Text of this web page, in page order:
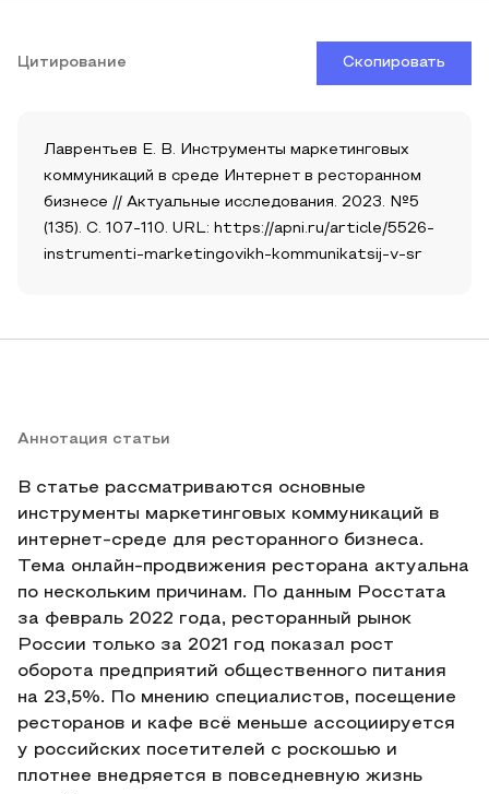
Цитирование Скопировать
Лаврентьев Е. В. Инструменты маркетинговых
коммуникаций в среде Интернет в ресторанном
бизнесе // Актуальные исследования. 2023. №5
(135). С. 107-110. URL: https://apni.ru/article/5526-
instrumenti-marketingovikh-kommunikatsij-v-sr
Аннотация статьи
В статье рассматриваются основные
инструменты маркетинговых коммуникаций в
интернет-среде для ресторанного бизнеса.
Тема онлайн-продвижения ресторана актуальна
по нескольким причинам. По данным Росстата
за февраль 2022 года, ресторанный рынок
России только за 2021 год показал рост
оборота предприятий общественного питания
на 23,5%. По мнению специалистов, посещение
ресторанов и кафе всё меньше ассоциируется
у российских посетителей с роскошью и
плотнее внедряется в повседневную жизнь